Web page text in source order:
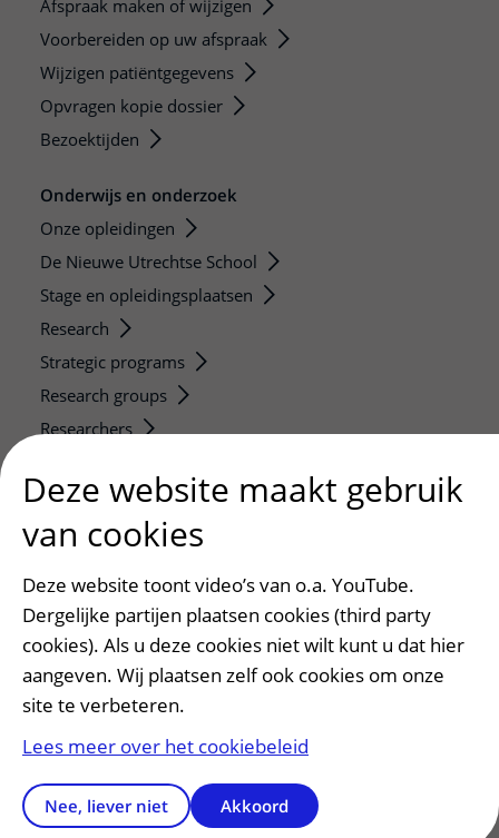
Afspraak maken of wijzigen
Voorbereiden op uw afspraak
Wijzigen patiëntgegevens
Opvragen kopie dossier
Bezoektijden
Onderwijs en onderzoek
Onze opleidingen
De Nieuwe Utrechtse School
Stage en opleidingsplaatsen
Research
Strategic programs
Research groups
Researchers
Mijn patiënt verwijzen
Teleconsult aanvragen
Diagnostiek aanvragen
Zorgverlenersportaal
Service, contact en faciliteiten
Contact
Adres en route
Deze website maakt gebruik
van cookies
Deze website toont video’s van o.a. YouTube.
Dergelijke partijen plaatsen cookies (third party
cookies). Als u deze cookies niet wilt kunt u dat hier
aangeven. Wij plaatsen zelf ook cookies om onze
site te verbeteren.
Lees meer over het cookiebeleid
Nee, liever niet Akkoord